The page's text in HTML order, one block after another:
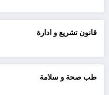
قانون تشريع و ادارة
طب صحة و سلامة